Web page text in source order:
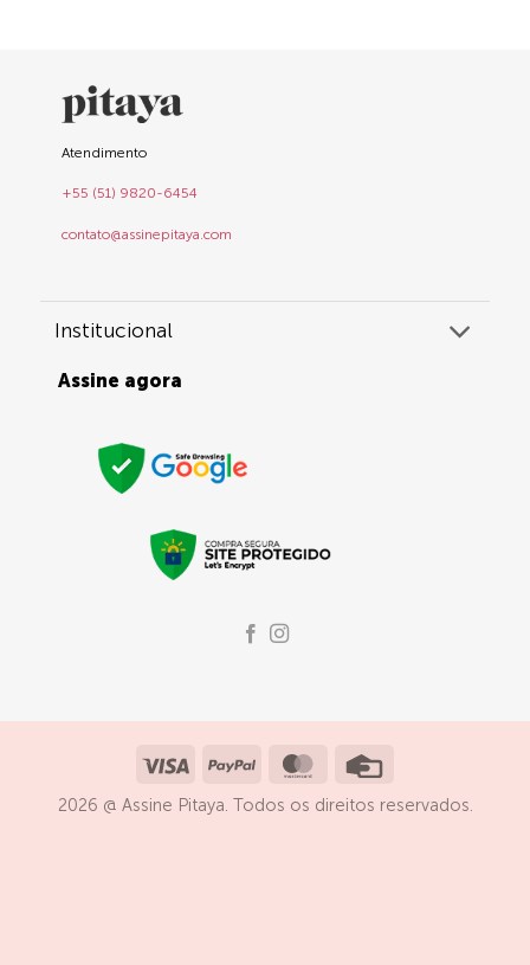
Atendimento
+55 (51) 9820-6454
contato@assinepitaya.com
Institucional
Assine agora
Visa PayPal MasterCard
2026 @ Assine Pitaya. Todos os direitos reservados.